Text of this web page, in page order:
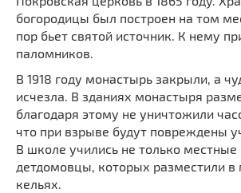
богородицы был построен на том
пор бьет святой источник. К нему
паломников.
В 1918 году монастырь закрыли, а
исчезла. В зданиях монастыря
благодаря этому не уничтожили
что при взрыве будут повреждены
В школе учились не только местные
детдомовцы, которых разместили в
кельях.